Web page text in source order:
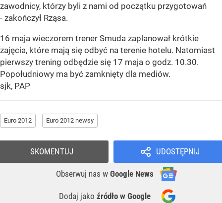
zawodnicy, którzy byli z nami od początku przygotowań
- zakończył Rząsa.
16 maja wieczorem trener Smuda zaplanował krótkie
zajęcia, które mają się odbyć na terenie hotelu. Natomiast
pierwszy trening odbędzie się 17 maja o godz. 10.30.
Popołudniowy ma być zamknięty dla mediów.
sjk, PAP
Euro 2012 Euro 2012 newsy
UDOSTĘPNIJ
Obserwuj nas w Google News
Dodaj jako źródło w Google
SKOMENTUJ